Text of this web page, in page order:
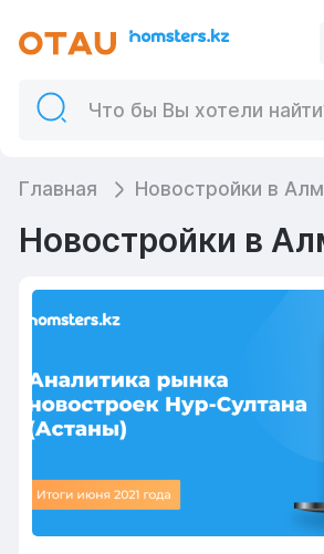
Главная Новостройки в
Новостройки в